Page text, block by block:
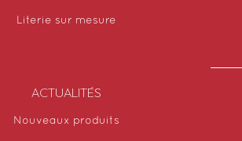
Literie sur mesure
ACTUALITÉS
Nouveaux produits